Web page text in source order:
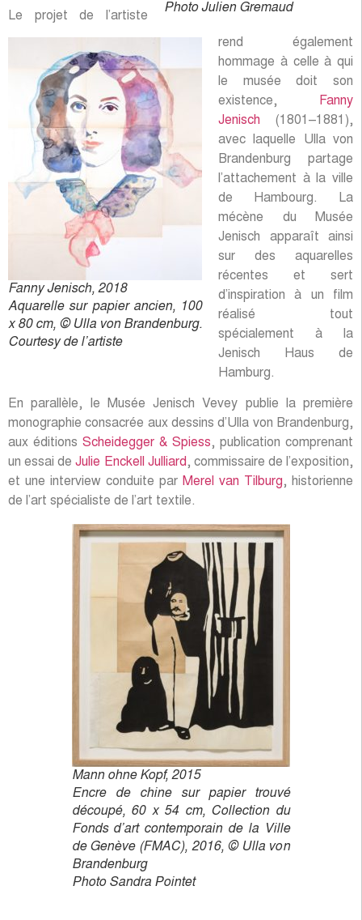
Photo Julien Gremaud
Fanny Jenisch, 2018
Aquarelle sur papier ancien, 100
x 80 cm, © Ulla von Brandenburg.
Courtesy de l’artiste
Le projet de l’artiste
rend également
hommage à celle à qui
le musée doit son
existence,
Fanny
Jenisch (1801–1881),
avec laquelle Ulla von
Brandenburg partage
l’attachement à la ville
de Hambourg. La
mécène du Musée
Jenisch apparaît ainsi
sur des aquarelles
récentes et sert
d’inspiration à un film
réalisé tout
spécialement à la
Jenisch Haus de
Hamburg.
En parallèle, le Musée Jenisch Vevey publie la première
monographie consacrée aux dessins d’Ulla von Brandenburg,
aux éditions Scheidegger & Spiess, publication comprenant
un essai deJulie Enckell Julliard, commissaire de l’exposition,
et une interview conduite par Merel van Tilburg, historienne
de l’art spécialiste de l’art textile.
Mann ohne Kopf, 2015
Encre de chine sur papier trouvé
découpé, 60 x 54 cm, Collection du
Fonds d’art contemporain de la Ville
de Genève (FMAC), 2016, © Ulla von
Brandenburg
Photo Sandra Pointet